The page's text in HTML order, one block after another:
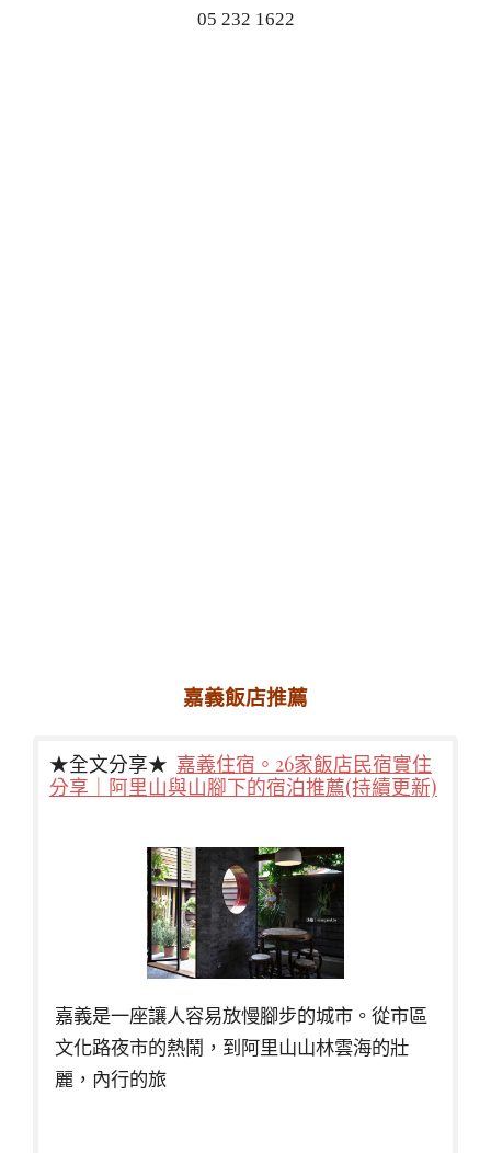
05 232 1622
嘉義飯店推薦
★全文分享★ 嘉義住宿。26家飯店民宿實住
分享｜阿里山與山腳下的宿泊推薦(持續更新)
嘉義是一座讓人容易放慢腳步的城市。從市區
文化路夜市的熱鬧，到阿里山山林雲海的壯
麗，內行的旅